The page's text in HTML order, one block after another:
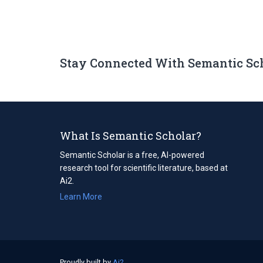
Stay Connected With Semantic
What Is Semantic Scholar?
Semantic Scholar is a free, AI-powered
research tool for scientific literature, based at
Ai2.
Learn More